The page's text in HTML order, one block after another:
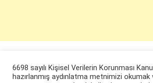
6698 sayılı Kişisel Verilerin Korunması
hazırlanmış aydınlatma metnimizi